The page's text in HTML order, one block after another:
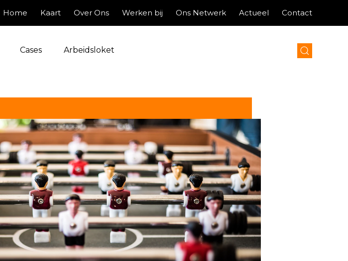
Home Kaart Over Ons Werken bij Ons Netwerk Actueel Contact
Cases Arbeidsloket